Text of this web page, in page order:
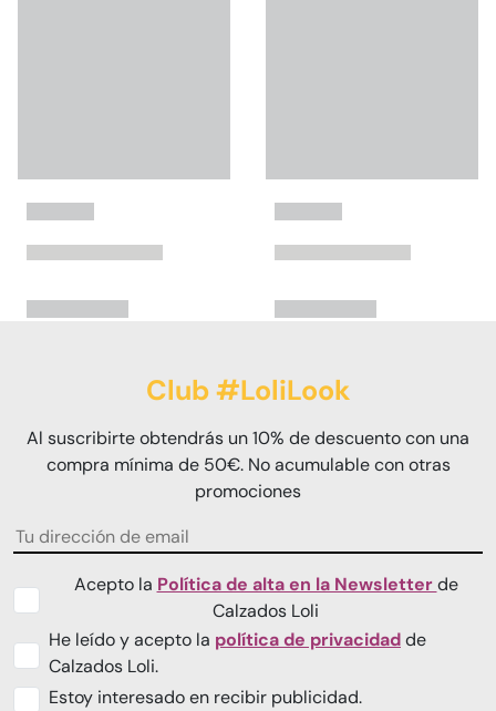
Club #LoliLook
Al suscribirte obtendrás un 10% de descuento con una
compra mínima de 50€. No acumulable con otras
promociones
Acepto la Política de alta en la Newsletterde
Calzados Loli
He leído y acepto la política de privacidadde
Calzados Loli.
Estoy interesado en recibir publicidad.